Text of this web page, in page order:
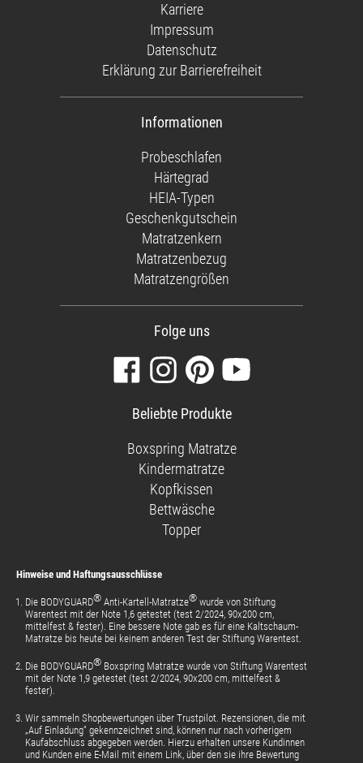
Karriere
Impressum
Datenschutz
Erklärung zur Barrierefreiheit
Informationen
Probeschlafen
Härtegrad
HEIA-Typen
Geschenkgutschein
Matratzenkern
Matratzenbezug
Matratzengrößen
Folge uns
Besuchen
Sie
unsere
Seite
Folgen
Sie
uns
Instagram
Finden
Sie
uns
Pinterest
Sehen
Beliebte Produkte
Boxspring Matratze
Kindermatratze
Kopfkissen
Bettwäsche
Topper
Hinweise und Haftungsausschlüsse
Die BODYGUARD® Anti-Kartell-Matratze® wurde von Stiftung
Warentest mit der Note 1,6 getestet (test 2/2024, 90x200 cm,
mittelfest & fester). Eine bessere Note gab es für eine Kaltschaum-
Matratze bis heute bei keinem anderen Test der Stiftung Warentest.
Die BODYGUARD® Boxspring Matratze wurde von Stiftung Warentest
mit der Note 1,9 getestet (test 2/2024, 90x200 cm, mittelfest &
fester).
Wir sammeln Shopbewertungen über Trustpilot. Rezensionen, die mit
„Auf Einladung“ gekennzeichnet sind, können nur nach vorherigem
Kaufabschluss abgegeben werden. Hierzu erhalten unsere Kundinnen
und Kunden eine E-Mail mit einem Link, über den sie ihre Bewertung